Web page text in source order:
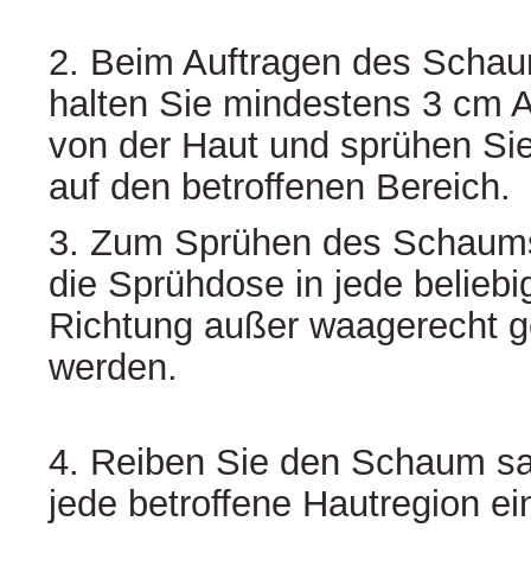
2. Beim Auftragen des
halten Sie mindestens 3 cm
von der Haut und sprühen
auf den betroffenen Bereich.
3. Zum Sprühen des
die Sprühdose in jede
Richtung außer waagerecht
werden.
4. Reiben Sie den Schaum
jede betroffene Hautregion